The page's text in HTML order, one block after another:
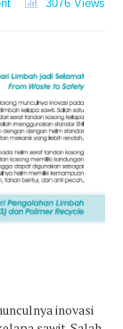
3076 Views
inovasi